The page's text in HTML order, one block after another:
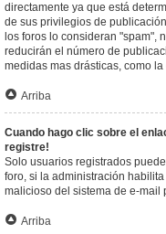
directamente ya que está
de sus privilegios de
los foros lo consideran "spam",
reducirán el número de
medidas mas drásticas, como
Arriba
Cuando hago clic sobre el
registre!
Solo usuarios registrados
foro, si la administración
malicioso del sistema de e-mail
Arriba